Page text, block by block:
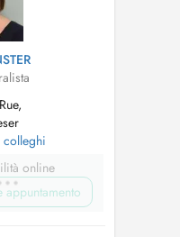
online